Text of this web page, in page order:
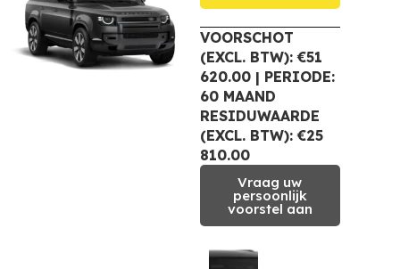
VOORSCHOT
(EXCL. BTW): €51
620.00 | PERIODE:
60 MAAND
RESIDUWAARDE
(EXCL. BTW): €25
810.00
Vraag uw
persoonlijk
voorstel aan